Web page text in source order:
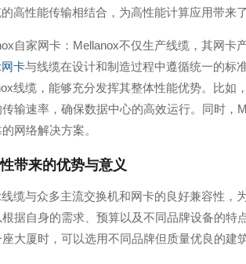
高性能传输相结合，为高性能计算应用带来
自家网卡：Mellanox不仅生产线缆，其网
卡与线缆在设计和制造过程中遵循统一的标
线缆，能够充分发挥其整体性能优势。比
输速率，确保数据中心的高效运行。同时，
网络解决方案。
带来的优势与意义
缆与众多主流交换机和网卡的良好兼容性
据自身的需求、预算以及不同品牌设备的
大厦时，可以选用不同品牌但质量优良的建